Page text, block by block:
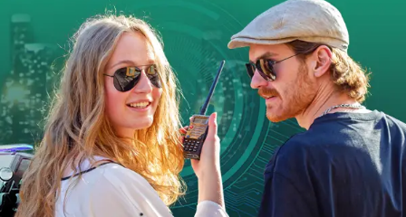
INT AT CH
DE
ES
FR UK
IE
IT
NL
Prenota Biglietti